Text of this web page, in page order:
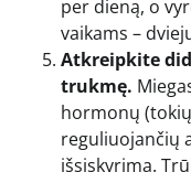
per dieną, o
vaikams –
Atkreipkite
trukmę.
hormonų
reguliuojančių
išsiskyrimą.